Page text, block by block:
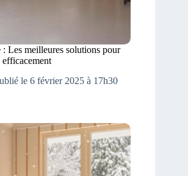
: Les meilleures solutions pour
efficacement
le 6 février 2025 à 17h30